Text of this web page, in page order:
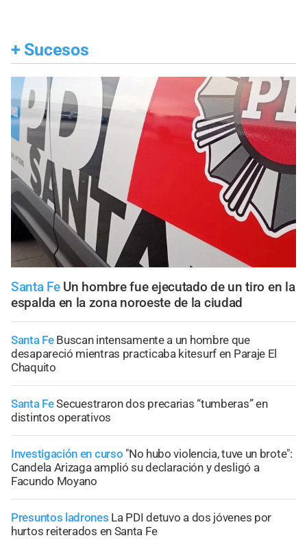
+ Sucesos
Santa Fe Un hombre fue ejecutado de un tiro en la
espalda en la zona noroeste de la ciudad
Santa Fe Buscan intensamente a un hombre que
desapareció mientras practicaba kitesurf en Paraje El
Chaquito
Santa FeSecuestraron dos precarias “tumberas” en
distintos operativos
Investigación en curso "No hubo violencia, tuve un brote":
Candela Arizaga amplió su declaración y desligó a
Facundo Moyano
Presuntos ladrones La PDI detuvo a dos jóvenes por
hurtos reiterados en Santa Fe